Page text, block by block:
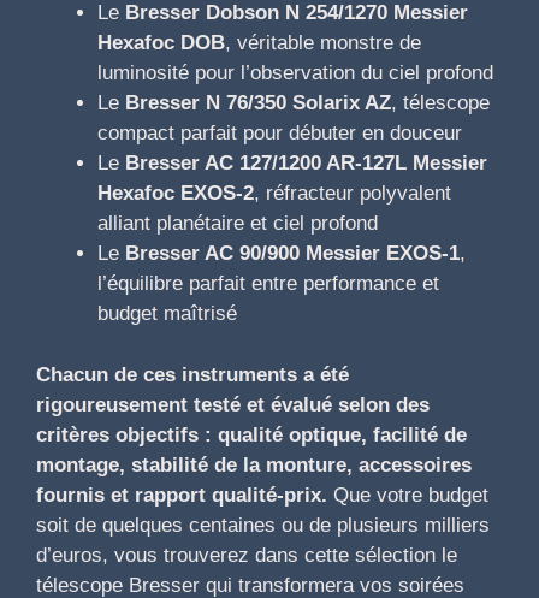
Le Bresser Dobson N 254/1270 Messier
Hexafoc DOB, véritable monstre de
luminosité pour l’observation du ciel profond
Le Bresser N 76/350 Solarix AZ, télescope
compact parfait pour débuter en douceur
Le Bresser AC 127/1200 AR-127L Messier
Hexafoc EXOS-2, réfracteur polyvalent
alliant planétaire et ciel profond
Le Bresser AC 90/900 Messier EXOS-1,
l’équilibre parfait entre performance et
budget maîtrisé
Chacun de ces instruments a été
rigoureusement testé et évalué selon des
critères objectifs : qualité optique, facilité de
montage, stabilité de la monture, accessoires
fournis et rapport qualité-prix. Que votre budget
soit de quelques centaines ou de plusieurs milliers
d’euros, vous trouverez dans cette sélection le
télescope Bresser qui transformera vos soirées